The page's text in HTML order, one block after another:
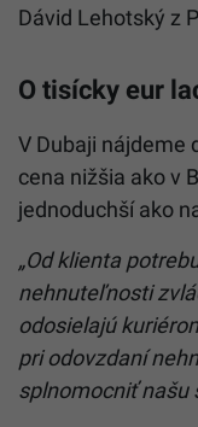
Dávid Lehotský z
O tisícky eur
V Dubaji nájdeme
cena nižšia ako v
jednoduchší ako
„Od klienta
nehnuteľnosti
odosielajú
pri odovzdaní
splnomocniť našu